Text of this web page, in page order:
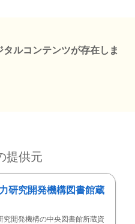
タルコンテンツが存在しま
提供元
研究開発機構図書館蔵
究開発機構の中央図書館所蔵資